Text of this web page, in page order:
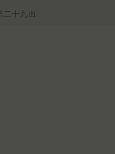
十九出